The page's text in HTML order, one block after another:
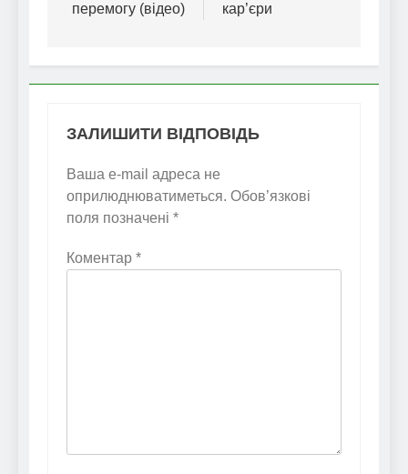
перемогу (відео)
кар’єри
ЗАЛИШИТИ ВІДПОВІДЬ
Ваша e-mail адреса не
оприлюднюватиметься. Обов’язкові
поля позначені *
Коментар *